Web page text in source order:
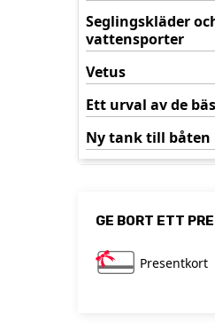
Seglingskläder
vattensporter
Vetus
Ett urval av de
Ny tank till båten
GE BORT ETT
Presentkort